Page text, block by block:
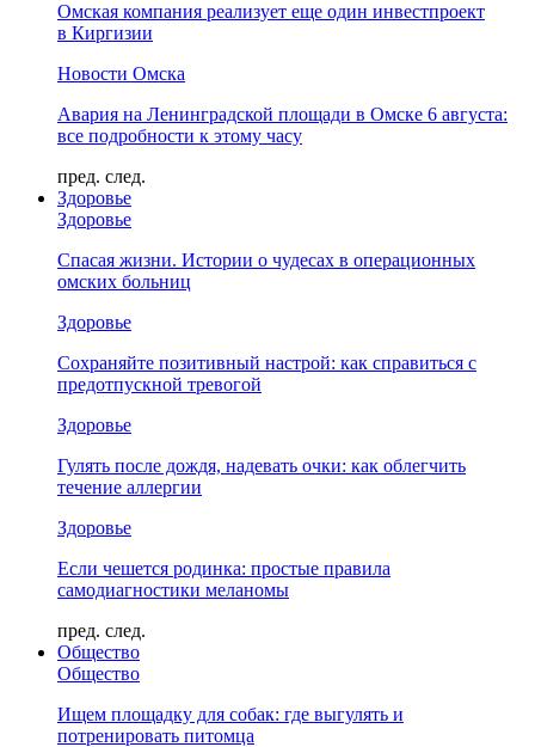
Омская компания реализует еще один инвестпроект
в Киргизии
Новости Омска
Авария на Ленинградской площади в Омске 6 августа:
все подробности к этому часу
пред. след.
Здоровье
Здоровье
Спасая жизни. Истории о чудесах в операционных
омских больниц
Здоровье
Сохраняйте позитивный настрой: как справиться с
предотпускной тревогой
Здоровье
Гулять после дождя, надевать очки: как облегчить
течение аллергии
Здоровье
Если чешется родинка: простые правила
самодиагностики меланомы
пред. след.
Общество
Общество
Ищем площадку для собак: где выгулять и
потренировать питомца